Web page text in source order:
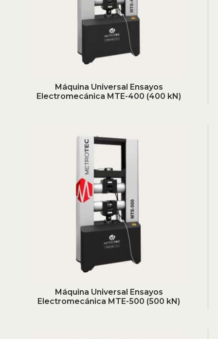
Máquina Universal Ensayos
Electromecánica MTE-400 (400 kN)
Máquina Universal Ensayos
Electromecánica MTE-500 (500 kN)